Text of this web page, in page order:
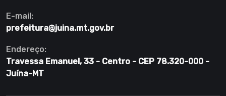
E-mail:
prefeitura@juina.mt.gov.br
Endereço:
Travessa Emanuel, 33 - Centro - CEP 78.320-000 -
Juína-MT